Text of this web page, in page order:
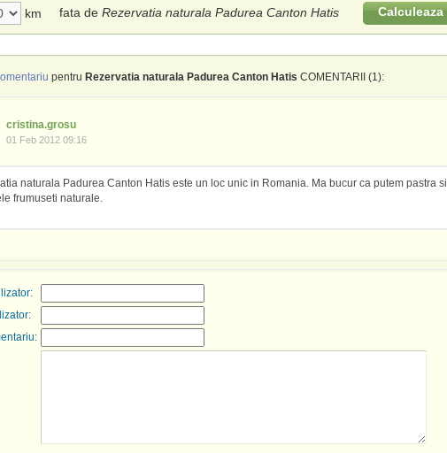
km fata de Rezervatia naturala Padurea Canton Hatis Calculeaza
pentru Rezervatia naturala Padurea Canton Hatis COMENTARII (1):
cristina.grosu
01 Feb 2012 09:16
naturala Padurea Canton Hatis este un loc unic in Romania. Ma bucur ca putem pastra si
frumuseti naturale.